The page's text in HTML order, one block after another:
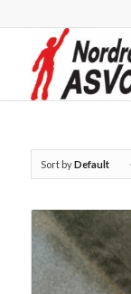
Sort byDefault